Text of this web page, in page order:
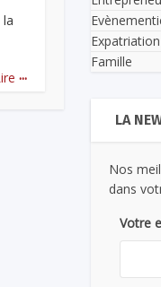
...
Expatriation
Famille
LA
Nos
dans
Votre